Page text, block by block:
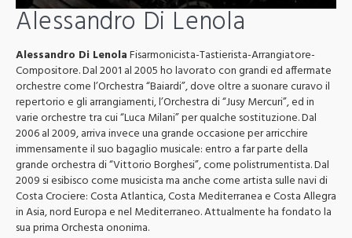
Alessandro Di Lenola
Alessandro Di LenolaFisarmonicista-Tastierista-Arrangiatore-
Compositore. Dal 2001 al 2005 ho lavorato con grandi ed affermate
orchestre come l’Orchestra “Baiardi”, dove oltre a suonare curavo il
repertorio e gli arrangiamenti, l’Orchestra di “Jusy Mercuri”, ed in
varie orchestre tra cui “Luca Milani” per qualche sostituzione. Dal
2006 al 2009, arriva invece una grande occasione per arricchire
immensamente il suo bagaglio musicale: entro a far parte della
grande orchestra di “Vittorio Borghesi”, come polistrumentista. Dal
2009 si esibisco come musicista ma anche come artista sulle navi di
Costa Crociere: Costa Atlantica, Costa Mediterranea e Costa Allegra
in Asia, nord Europa e nel Mediterraneo. Attualmente ha fondato la
sua prima Orchesta ononima.